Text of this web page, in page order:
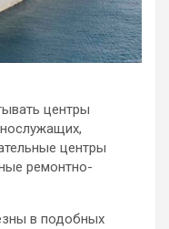
центры
центры
ремонтно-
в подобных